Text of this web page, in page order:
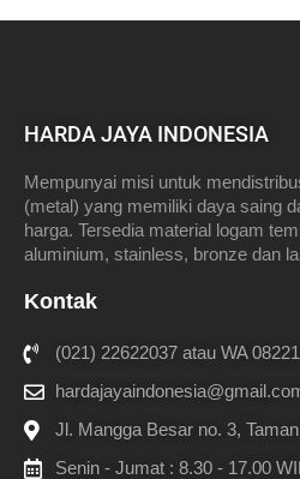
HARDA JAYA INDONESIA
Mempunyai misi untuk
(metal) yang memiliki daya saing
harga. Tersedia material logam
aluminium, stainless, bronze dan
Kontak
(021) 22622037 atau WA
Jl. Mangga Besar no. 3,
Senin - Jumat : 8.30 - 17.00